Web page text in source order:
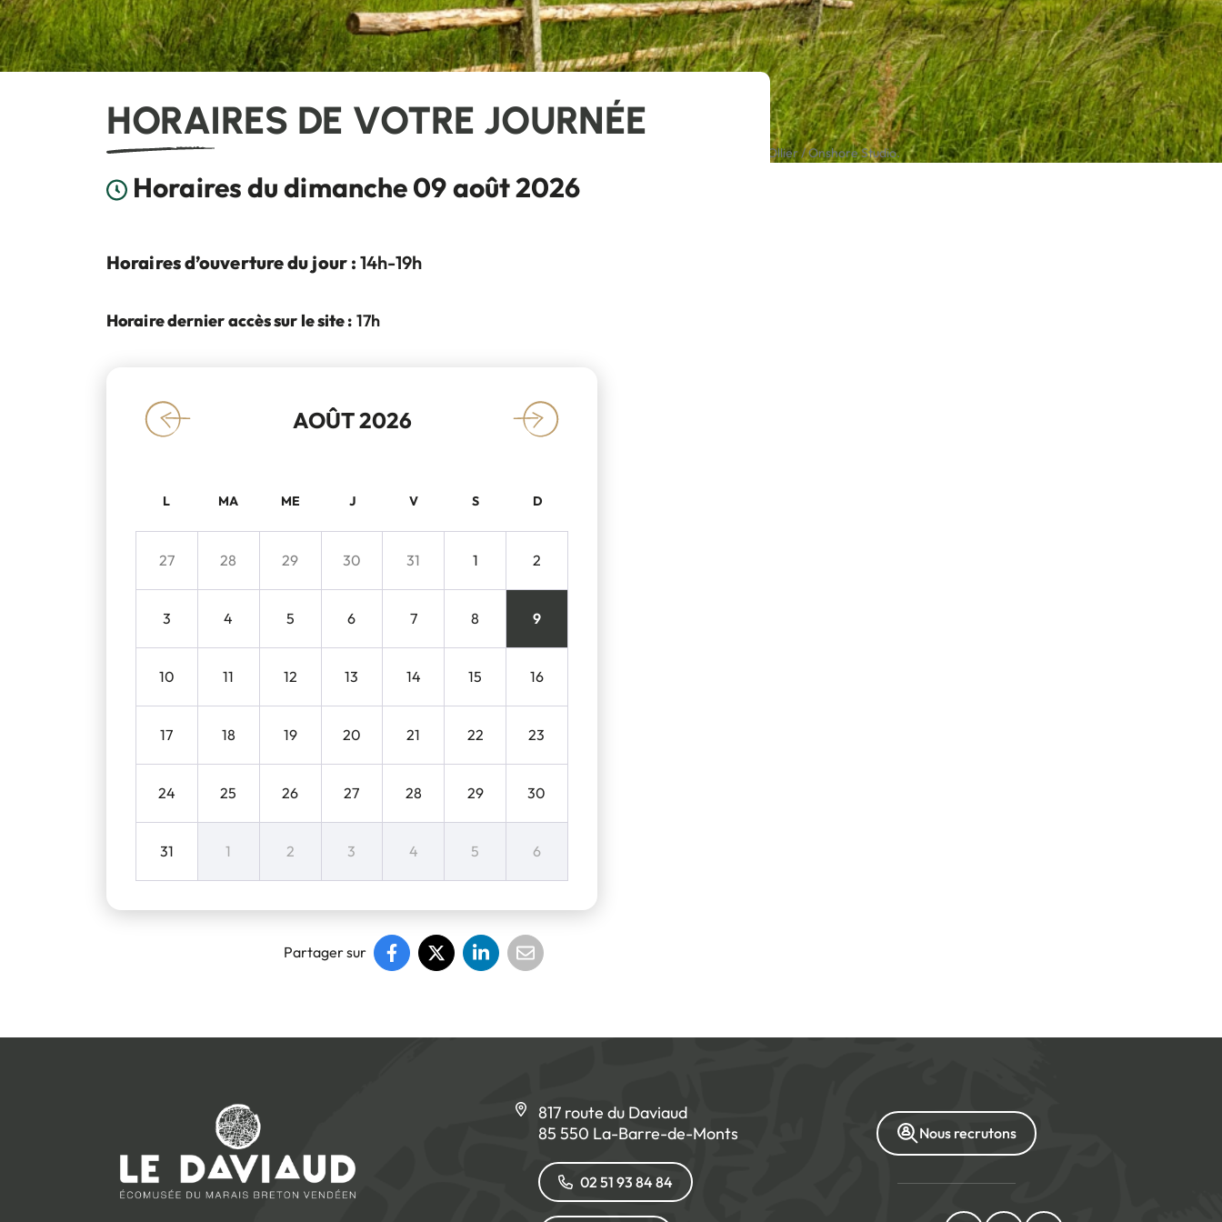
HORAIRES DE VOTRE JOURNÉE
Horaires du dimanche 09 août 2026
France, La Barre de Monts, 2025-05-02. Le Daviaud. Photographie de Pierre Ollier / Onshore Studio.
Horaires d’ouverture du jour : 14h-19h
Horaire dernier accès sur le site : 17h
« AOÛT 2026 »
L MA ME J V S D
27 28 29 30 31 1 2
3 4 5 6 7 8 9
10 11 12 13 14 15 16
17 18 19 20 21 22 23
24 25 26 27 28 29 30
31 1 2 3 4 5 6
Partager sur
817 route du Daviaud
85 550 La-Barre-de-Monts
02 51 93 84 84
Nous recrutons